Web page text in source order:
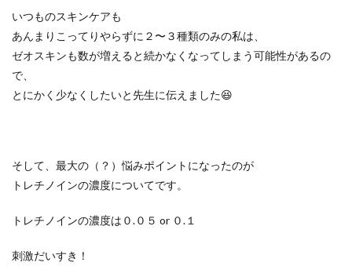
いつものスキンケアも
あんまりこってりやらずに２〜３種類のみの私は、
ゼオスキンも数が増えると続かなくなってしまう可能性があるの
で、
とにかく少なくしたいと先生に伝えました😆
そして、最大の（？）悩みポイントになったのが
トレチノインの濃度についてです。
トレチノインの濃度は０.０５ or ０.１
刺激だいすき！